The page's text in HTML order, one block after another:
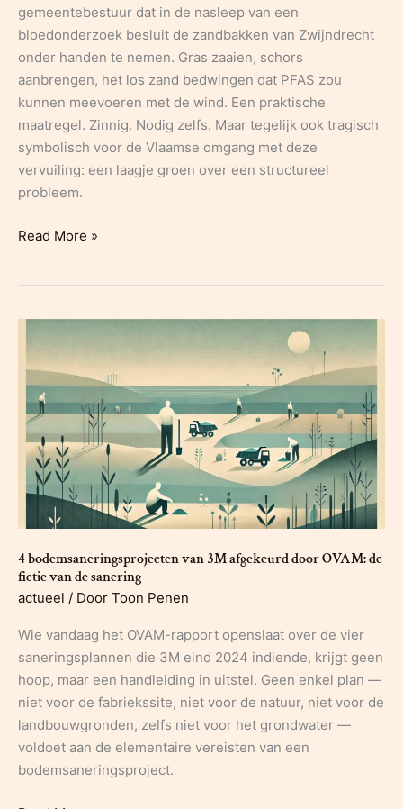
gemeentebestuur dat in de nasleep van een
bloedonderzoek besluit de zandbakken van Zwijndrecht
onder handen te nemen. Gras zaaien, schors
aanbrengen, het los zand bedwingen dat PFAS zou
kunnen meevoeren met de wind. Een praktische
maatregel. Zinnig. Nodig zelfs. Maar tegelijk ook tragisch
symbolisch voor de Vlaamse omgang met deze
vervuiling: een laagje groen over een structureel
probleem.
Departement
om
speelterreinen
van
gras
of
schors
te
voorzien
Read More »
4 bodemsaneringsprojecten van 3M afgekeurd door OVAM: de
fictie van de sanering
actueel / Door Toon Penen
Wie vandaag het OVAM-rapport openslaat over de vier
saneringsplannen die 3M eind 2024 indiende, krijgt geen
hoop, maar een handleiding in uitstel. Geen enkel plan —
niet voor de fabriekssite, niet voor de natuur, niet voor de
landbouwgronden, zelfs niet voor het grondwater —
voldoet aan de elementaire vereisten van een
bodemsaneringsproject.